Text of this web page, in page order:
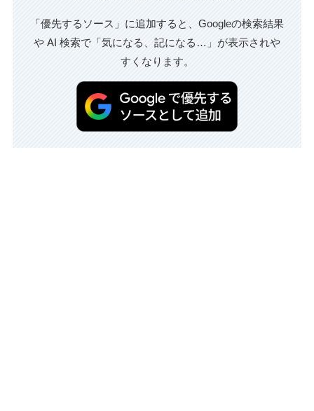
「優先するソース」に追加すると、Googleの検索結果
や AI 検索で「気になる、記になる…」が表示されや
すくなります。